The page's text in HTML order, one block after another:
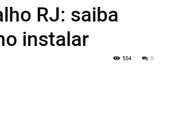
RJ: saiba
instalar
0
554